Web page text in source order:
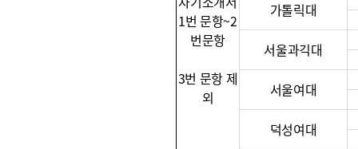
1번 문항~2
번문항
3번 문항 제
외
가톨릭대
서울과긱대
서울여대
덕성여대